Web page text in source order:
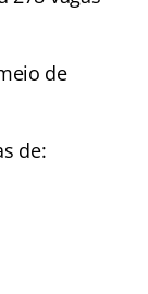
de
de: